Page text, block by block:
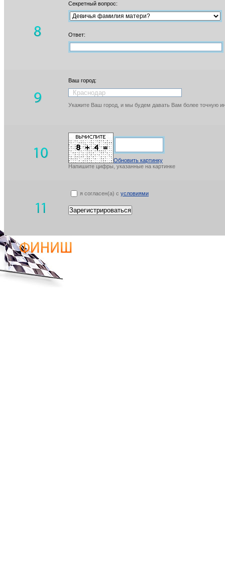
Секретный вопрос:
Ответ:
Ваш город:
Укажите Ваш город, и мы будем давать Вам более точную
Обновить картинку
Напишите цифры, указанные на картинке
я согласен(а) с условиями
Зарегистрироваться